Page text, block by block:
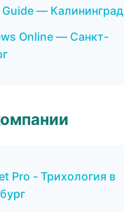
— Калининград
Online — Санкт-
Pro - Трихология в